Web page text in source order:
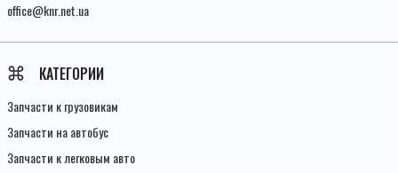
office@knr.net.ua
КАТЕГОРИИ
Запчасти к грузовикам
Запчасти на автобус
Запчасти к легковым авто